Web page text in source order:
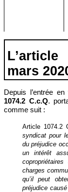
mars
Depuis l’entrée
1074.2 C.c.Q.
comme suit :
Article
syndicat pour
du préjudice
un intérêt
charges
qu’il peut
préjudice